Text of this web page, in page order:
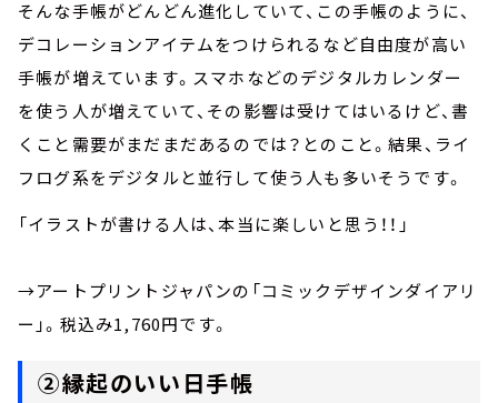
そんな手帳がどんどん進化していて、この手帳のように、
デコレーションアイテムをつけられるなど自由度が高い
手帳が増えています。スマホなどのデジタルカレンダー
を使う人が増えていて、その影響は受けてはいるけど、書
くこと需要がまだまだあるのでは？とのこと。結果、ライ
フログ系をデジタルと並行して使う人も多いそうです。
「イラストが書ける人は、本当に楽しいと思う！！」
→アートプリントジャパンの「コミックデザインダイアリ
ー」。税込み1,760円です。
②縁起のいい日手帳